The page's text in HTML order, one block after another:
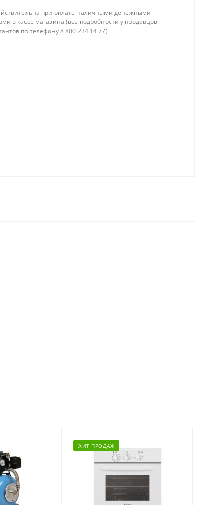
при оплате наличными денежными
в кассе магазина (все подробности у продавцов-
по телефону 8 800 234 14 77)
ХИТ ПРОДАЖ